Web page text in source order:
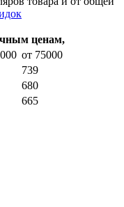
ценам,
от 75000
739
680
665